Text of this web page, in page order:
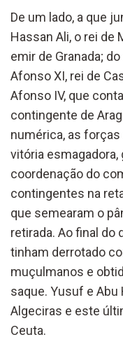
De um lado, a que
Hassan Ali, o rei de
emir de Granada;
Afonso XI, rei de
Afonso IV, que
contingente de
numérica, as
vitória
coordenação do
contingentes na
que semearam o
retirada. Ao final do
tinham derrotado
muçulmanos e
saque. Yusuf e
Algeciras e este
Ceuta.